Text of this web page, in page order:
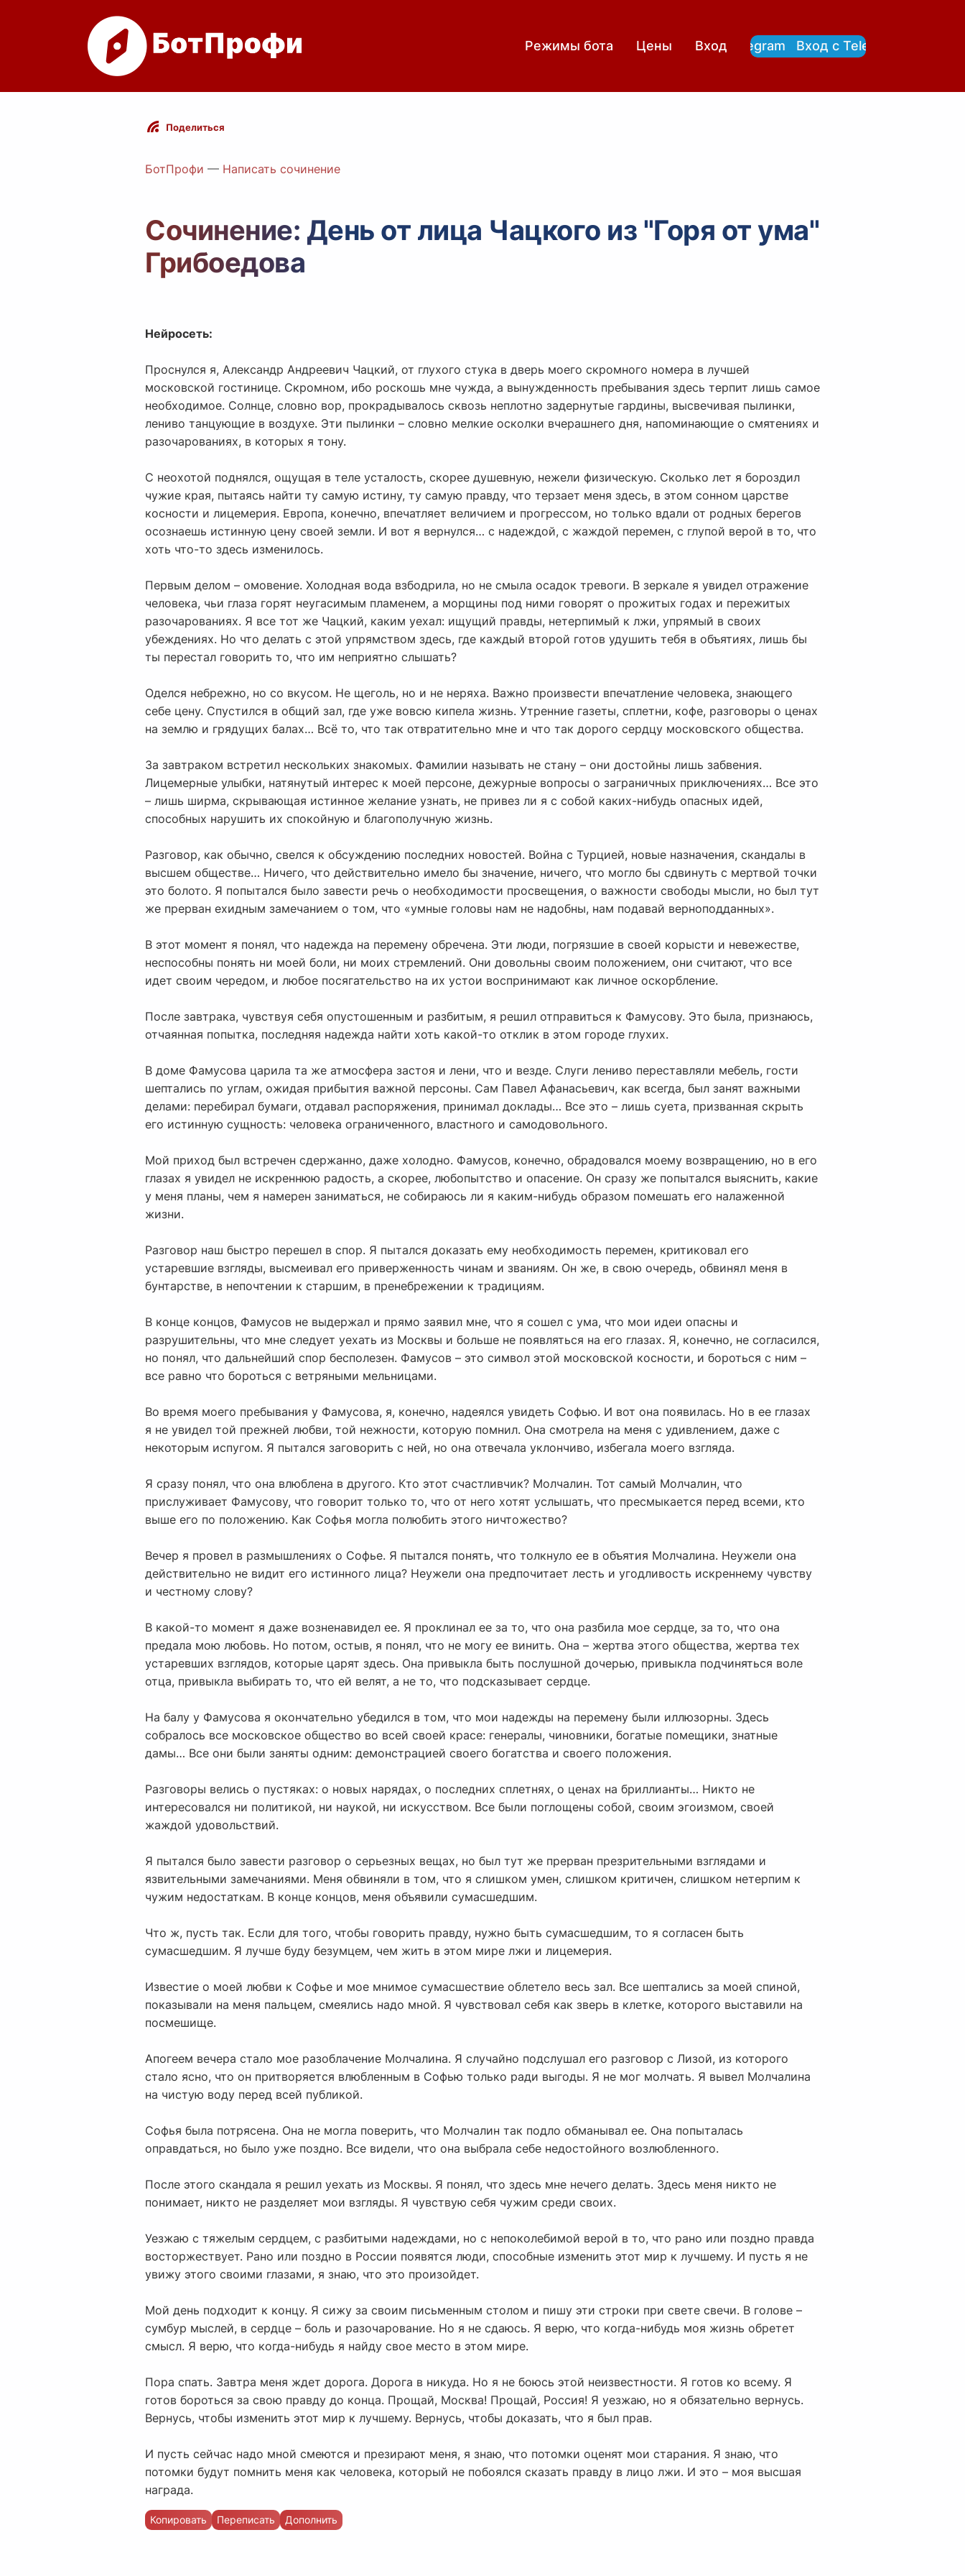
Режимы бота Цены Вход
Вход с Telegram Вход с Telegram
Поделиться
БотПрофи — Написать сочинение
Сочинение: День от лица Чацкого из "Горя от ума"
Грибоедова
Нейросеть:
Проснулся я, Александр Андреевич Чацкий, от глухого стука в дверь моего скромного номера в лучшей
московской гостинице. Скромном, ибо роскошь мне чужда, а вынужденность пребывания здесь терпит лишь самое
необходимое. Солнце, словно вор, прокрадывалось сквозь неплотно задернутые гардины, высвечивая пылинки,
лениво танцующие в воздухе. Эти пылинки – словно мелкие осколки вчерашнего дня, напоминающие о смятениях и
разочарованиях, в которых я тону.
С неохотой поднялся, ощущая в теле усталость, скорее душевную, нежели физическую. Сколько лет я бороздил
чужие края, пытаясь найти ту самую истину, ту самую правду, что терзает меня здесь, в этом сонном царстве
косности и лицемерия. Европа, конечно, впечатляет величием и прогрессом, но только вдали от родных берегов
осознаешь истинную цену своей земли. И вот я вернулся… с надеждой, с жаждой перемен, с глупой верой в то, что
хоть что-то здесь изменилось.
Первым делом – омовение. Холодная вода взбодрила, но не смыла осадок тревоги. В зеркале я увидел отражение
человека, чьи глаза горят неугасимым пламенем, а морщины под ними говорят о прожитых годах и пережитых
разочарованиях. Я все тот же Чацкий, каким уехал: ищущий правды, нетерпимый к лжи, упрямый в своих
убеждениях. Но что делать с этой упрямством здесь, где каждый второй готов удушить тебя в объятиях, лишь бы
ты перестал говорить то, что им неприятно слышать?
Оделся небрежно, но со вкусом. Не щеголь, но и не неряха. Важно произвести впечатление человека, знающего
себе цену. Спустился в общий зал, где уже вовсю кипела жизнь. Утренние газеты, сплетни, кофе, разговоры о ценах
на землю и грядущих балах… Всё то, что так отвратительно мне и что так дорого сердцу московского общества.
За завтраком встретил нескольких знакомых. Фамилии называть не стану – они достойны лишь забвения.
Лицемерные улыбки, натянутый интерес к моей персоне, дежурные вопросы о заграничных приключениях… Все это
– лишь ширма, скрывающая истинное желание узнать, не привез ли я с собой каких-нибудь опасных идей,
способных нарушить их спокойную и благополучную жизнь.
Разговор, как обычно, свелся к обсуждению последних новостей. Война с Турцией, новые назначения, скандалы в
высшем обществе… Ничего, что действительно имело бы значение, ничего, что могло бы сдвинуть с мертвой точки
это болото. Я попытался было завести речь о необходимости просвещения, о важности свободы мысли, но был тут
же прерван ехидным замечанием о том, что «умные головы нам не надобны, нам подавай верноподданных».
В этот момент я понял, что надежда на перемену обречена. Эти люди, погрязшие в своей корысти и невежестве,
неспособны понять ни моей боли, ни моих стремлений. Они довольны своим положением, они считают, что все
идет своим чередом, и любое посягательство на их устои воспринимают как личное оскорбление.
После завтрака, чувствуя себя опустошенным и разбитым, я решил отправиться к Фамусову. Это была, признаюсь,
отчаянная попытка, последняя надежда найти хоть какой-то отклик в этом городе глухих.
В доме Фамусова царила та же атмосфера застоя и лени, что и везде. Слуги лениво переставляли мебель, гости
шептались по углам, ожидая прибытия важной персоны. Сам Павел Афанасьевич, как всегда, был занят важными
делами: перебирал бумаги, отдавал распоряжения, принимал доклады… Все это – лишь суета, призванная скрыть
его истинную сущность: человека ограниченного, властного и самодовольного.
Мой приход был встречен сдержанно, даже холодно. Фамусов, конечно, обрадовался моему возвращению, но в его
глазах я увидел не искреннюю радость, а скорее, любопытство и опасение. Он сразу же попытался выяснить, какие
у меня планы, чем я намерен заниматься, не собираюсь ли я каким-нибудь образом помешать его налаженной
жизни.
Разговор наш быстро перешел в спор. Я пытался доказать ему необходимость перемен, критиковал его
устаревшие взгляды, высмеивал его приверженность чинам и званиям. Он же, в свою очередь, обвинял меня в
бунтарстве, в непочтении к старшим, в пренебрежении к традициям.
В конце концов, Фамусов не выдержал и прямо заявил мне, что я сошел с ума, что мои идеи опасны и
разрушительны, что мне следует уехать из Москвы и больше не появляться на его глазах. Я, конечно, не согласился,
но понял, что дальнейший спор бесполезен. Фамусов – это символ этой московской косности, и бороться с ним –
все равно что бороться с ветряными мельницами.
Во время моего пребывания у Фамусова, я, конечно, надеялся увидеть Софью. И вот она появилась. Но в ее глазах
я не увидел той прежней любви, той нежности, которую помнил. Она смотрела на меня с удивлением, даже с
некоторым испугом. Я пытался заговорить с ней, но она отвечала уклончиво, избегала моего взгляда.
Я сразу понял, что она влюблена в другого. Кто этот счастливчик? Молчалин. Тот самый Молчалин, что
прислуживает Фамусову, что говорит только то, что от него хотят услышать, что пресмыкается перед всеми, кто
выше его по положению. Как Софья могла полюбить этого ничтожество?
Вечер я провел в размышлениях о Софье. Я пытался понять, что толкнуло ее в объятия Молчалина. Неужели она
действительно не видит его истинного лица? Неужели она предпочитает лесть и угодливость искреннему чувству
и честному слову?
В какой-то момент я даже возненавидел ее. Я проклинал ее за то, что она разбила мое сердце, за то, что она
предала мою любовь. Но потом, остыв, я понял, что не могу ее винить. Она – жертва этого общества, жертва тех
устаревших взглядов, которые царят здесь. Она привыкла быть послушной дочерью, привыкла подчиняться воле
отца, привыкла выбирать то, что ей велят, а не то, что подсказывает сердце.
На балу у Фамусова я окончательно убедился в том, что мои надежды на перемену были иллюзорны. Здесь
собралось все московское общество во всей своей красе: генералы, чиновники, богатые помещики, знатные
дамы… Все они были заняты одним: демонстрацией своего богатства и своего положения.
Разговоры велись о пустяках: о новых нарядах, о последних сплетнях, о ценах на бриллианты… Никто не
интересовался ни политикой, ни наукой, ни искусством. Все были поглощены собой, своим эгоизмом, своей
жаждой удовольствий.
Я пытался было завести разговор о серьезных вещах, но был тут же прерван презрительными взглядами и
язвительными замечаниями. Меня обвиняли в том, что я слишком умен, слишком критичен, слишком нетерпим к
чужим недостаткам. В конце концов, меня объявили сумасшедшим.
Что ж, пусть так. Если для того, чтобы говорить правду, нужно быть сумасшедшим, то я согласен быть
сумасшедшим. Я лучше буду безумцем, чем жить в этом мире лжи и лицемерия.
Известие о моей любви к Софье и мое мнимое сумасшествие облетело весь зал. Все шептались за моей спиной,
показывали на меня пальцем, смеялись надо мной. Я чувствовал себя как зверь в клетке, которого выставили на
посмешище.
Апогеем вечера стало мое разоблачение Молчалина. Я случайно подслушал его разговор с Лизой, из которого
стало ясно, что он притворяется влюбленным в Софью только ради выгоды. Я не мог молчать. Я вывел Молчалина
на чистую воду перед всей публикой.
Софья была потрясена. Она не могла поверить, что Молчалин так подло обманывал ее. Она попыталась
оправдаться, но было уже поздно. Все видели, что она выбрала себе недостойного возлюбленного.
После этого скандала я решил уехать из Москвы. Я понял, что здесь мне нечего делать. Здесь меня никто не
понимает, никто не разделяет мои взгляды. Я чувствую себя чужим среди своих.
Уезжаю с тяжелым сердцем, с разбитыми надеждами, но с непоколебимой верой в то, что рано или поздно правда
восторжествует. Рано или поздно в России появятся люди, способные изменить этот мир к лучшему. И пусть я не
увижу этого своими глазами, я знаю, что это произойдет.
Мой день подходит к концу. Я сижу за своим письменным столом и пишу эти строки при свете свечи. В голове –
сумбур мыслей, в сердце – боль и разочарование. Но я не сдаюсь. Я верю, что когда-нибудь моя жизнь обретет
смысл. Я верю, что когда-нибудь я найду свое место в этом мире.
Пора спать. Завтра меня ждет дорога. Дорога в никуда. Но я не боюсь этой неизвестности. Я готов ко всему. Я
готов бороться за свою правду до конца. Прощай, Москва! Прощай, Россия! Я уезжаю, но я обязательно вернусь.
Вернусь, чтобы изменить этот мир к лучшему. Вернусь, чтобы доказать, что я был прав.
И пусть сейчас надо мной смеются и презирают меня, я знаю, что потомки оценят мои старания. Я знаю, что
потомки будут помнить меня как человека, который не побоялся сказать правду в лицо лжи. И это – моя высшая
награда.
Копировать Переписать Дополнить